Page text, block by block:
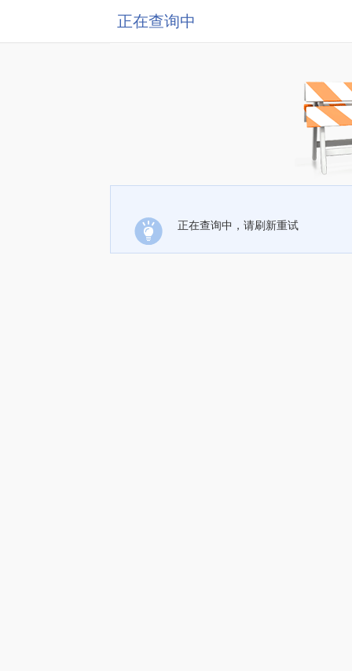
正在查询中
正在查询中，请刷新重试